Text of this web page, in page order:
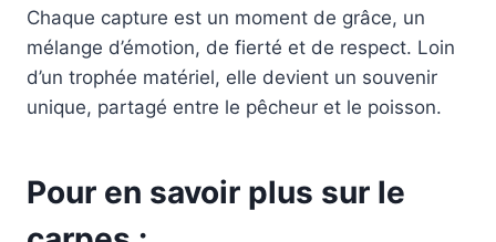
Chaque capture est un moment de grâce, un
mélange d’émotion, de fierté et de respect. Loin
d’un trophée matériel, elle devient un souvenir
unique, partagé entre le pêcheur et le poisson.
Pour en savoir plus sur le